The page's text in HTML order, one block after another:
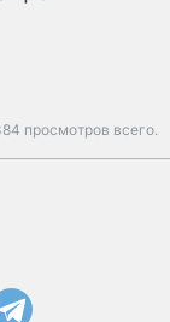
просмотров всего.